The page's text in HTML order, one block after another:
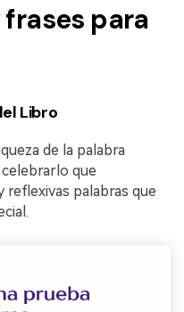
para
Libro
de la palabra
que
reflexivas palabras que